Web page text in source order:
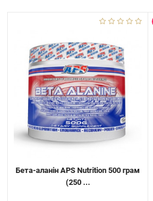
Бета-аланін APS Nutrition 500 грам
(250 ...